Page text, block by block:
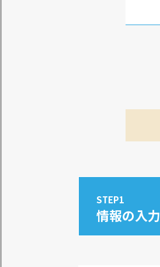
STEP1
情報の入力